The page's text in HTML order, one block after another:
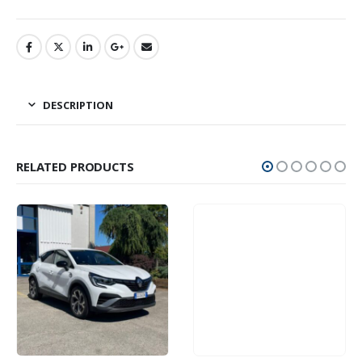
DESCRIPTION
RELATED PRODUCTS